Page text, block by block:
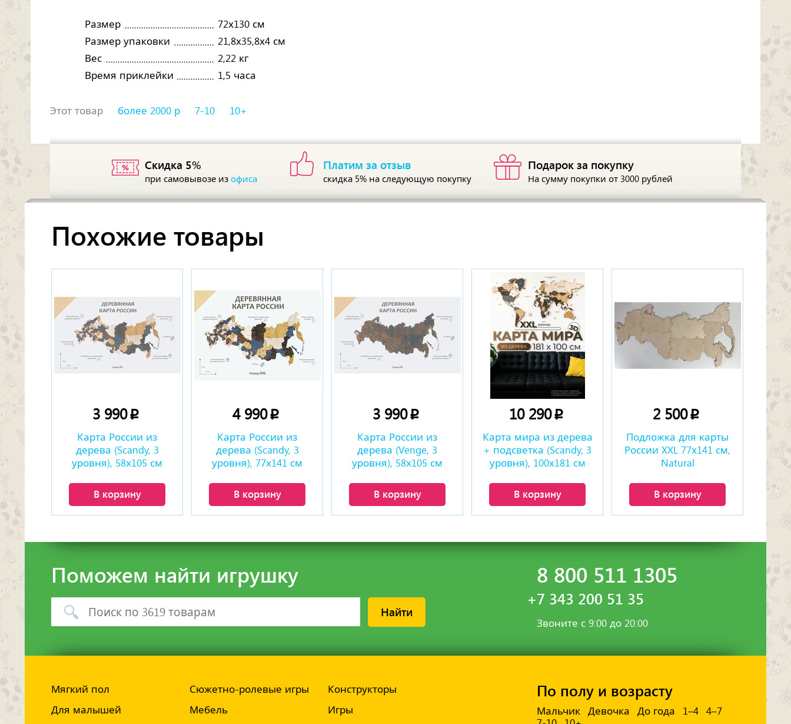
Размер
72х130 см
Размер упаковки
21,8х35,8х4 см
Вес
2,22 кг
Время приклейки
1,5 часа
Этот товар более 2000 р 7-10 10+
Скидка 5%
при самовывозе изофиса
Платим за отзыв
скидка 5% на следующую покупку
Подарок за покупку
На сумму покупки от 3000 рублей
Похожие товары
3 990p
Карта России из
дерева (Scandy, 3
уровня), 58х105 см
В корзину
4 990p
Карта России из
дерева (Scandy, 3
уровня), 77х141 см
В корзину
3 990p
Карта России из
дерева (Venge, 3
уровня), 58х105 см
В корзину
10 290p
Карта мира из дерева
+ подсветка (Scandy, 3
уровня), 100х181 см
В корзину
2 500p
Подложка для карты
России XXL 77х141 см,
Natural
В корзину
8 800 511 1305
+7 343 200 51 35
Звоните с 9:00 до 20:00
Поможем найти игрушку
Найти
По полу и возрасту
Мальчик Девочка До года 1–4
4–7
Мягкий пол
Для малышей
Сюжетно-ролевые игры
Мебель
Конструкторы
Игры